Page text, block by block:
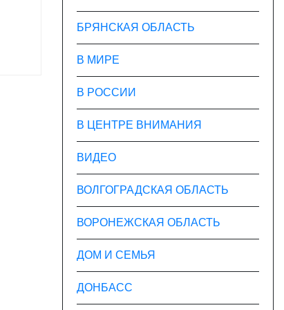
БРЯНСКАЯ ОБЛАСТЬ
В МИРЕ
В РОССИИ
В ЦЕНТРЕ ВНИМАНИЯ
ВИДЕО
ВОЛГОГРАДСКАЯ ОБЛАСТЬ
ВОРОНЕЖСКАЯ ОБЛАСТЬ
ДОМ И СЕМЬЯ
ДОНБАСС